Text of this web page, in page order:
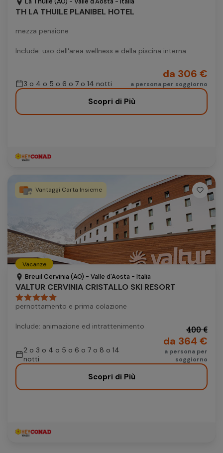
TH LA THUILE PLANIBEL HOTEL
mezza pensione
Include: uso dell'area wellness e della piscina interna
3 o 4 o 5 o 6 o 7 o 14 notti
da 306 €
a persona per soggiorno
Scopri di Più
Vantaggi Carta Insieme
Vacanze
Breuil Cervinia (AO) - Valle d'Aosta - Italia
VALTUR CERVINIA CRISTALLO SKI RESORT
pernottamento e prima colazione
Include: animazione ed intrattenimento
2 o 3 o 4 o 5 o 6 o 7 o 8 o 14
notti
400 €
da 364 €
a persona per
soggiorno
Scopri di Più